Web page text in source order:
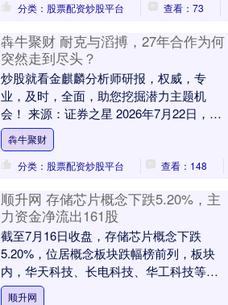
分类：股票配资炒股平台
查看：73
犇牛聚财 耐克与滔搏，27年合作为何
突然走到尽头？
炒股就看金麒麟分析师研报，权威，专
业，及时，全面，助您挖掘潜力主题机
会！ 来源：证券之星 2026年7月22日，港
股开盘的钟声还未散尽，滔搏
（06110.HK）....
犇牛聚财
分类：股票配资炒股平台
查看：148
顺升网 存储芯片概念下跌5.20%，主
力资金净流出161股
截至7月16日收盘，存储芯片概念下跌
5.20%，位居概念板块跌幅榜前列，板块
内，华天科技、长电科技、华工科技等跌
停，澜起科技、江丰电子、天山电子等跌
顺升网